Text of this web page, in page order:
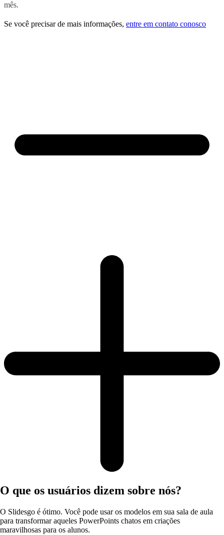
mês.
Se você precisar de mais informações, entre em contato conosco
O que os usuários dizem sobre nós?
O Slidesgo é ótimo. Você pode usar os modelos em sua sala de aula
para transformar aqueles PowerPoints chatos em criações
maravilhosas para os alunos.